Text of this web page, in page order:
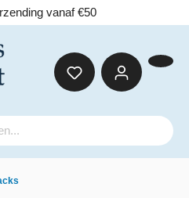
vanaf €50